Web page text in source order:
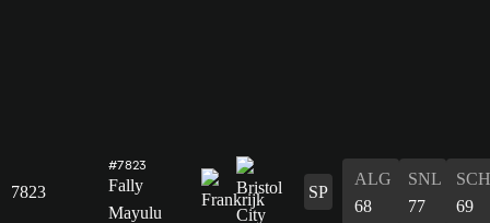
7823
#7823
Fally
Mayulu
SP
ALG
68
SNL
77
SCH
69